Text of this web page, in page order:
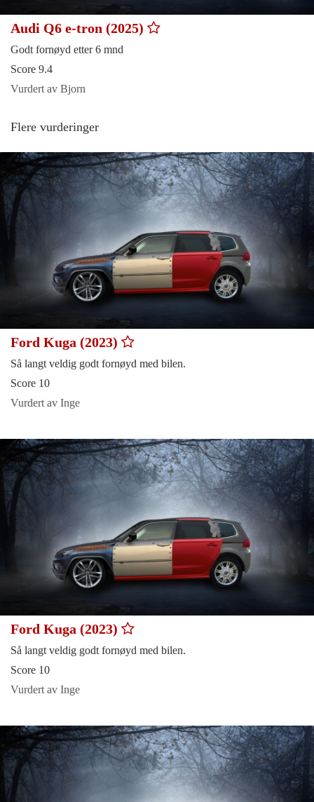
Audi Q6 e-tron (2025)
Godt fornøyd etter 6 mnd
Score 9.4
Vurdert av Bjorn
Flere vurderinger
Ford Kuga (2023)
Så langt veldig godt fornøyd med bilen.
Score 10
Vurdert av Inge
Ford Kuga (2023)
Så langt veldig godt fornøyd med bilen.
Score 10
Vurdert av Inge